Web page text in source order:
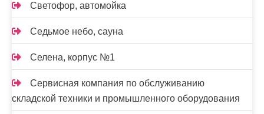
Светофор, автомойка
Седьмое небо, сауна
Селена, корпус №1
Сервисная компания по обслуживанию
складской техники и промышленного оборудования